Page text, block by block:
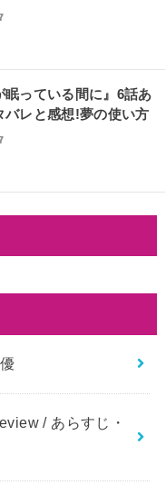
眠っている間に』6話あ
バレと感想!夢の使い方
/ あらすじ・